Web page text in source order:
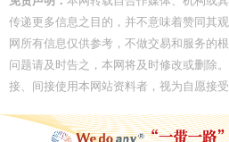
传递更多信息之目的，并不意味着赞同其
网所有信息仅供参考，不做交易和服务的
问题请及时告之，本网将及时修改或删除
接、间接使用本网站资料者，视为自愿接受